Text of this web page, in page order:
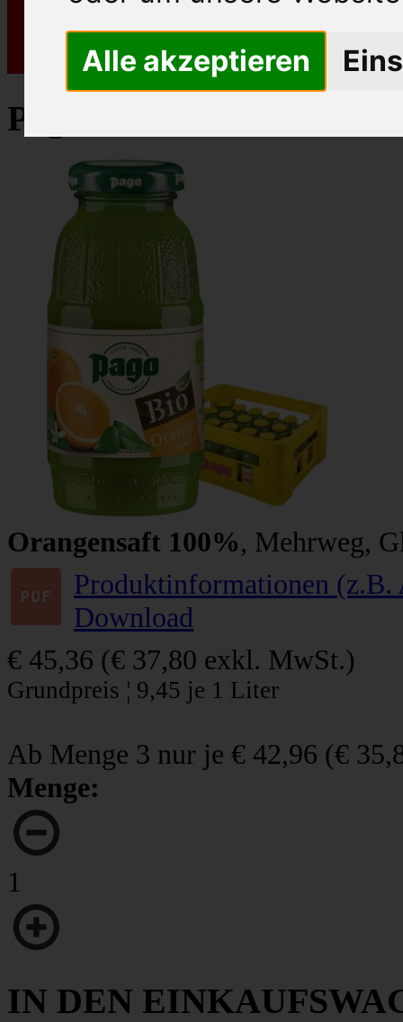
Alle akzeptieren
Pago Fruchtsaft Bio
Orangensaft 100%, Mehrweg,
Produktinformationen
Download
€ 45,36 (€ 37,80 exkl. MwSt.)
Grundpreis ¦ 9,45 je 1 Liter
Ab Menge 3 nur je € 42,96 (€
Menge:
1
IN DEN